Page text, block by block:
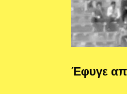
Έφυγε